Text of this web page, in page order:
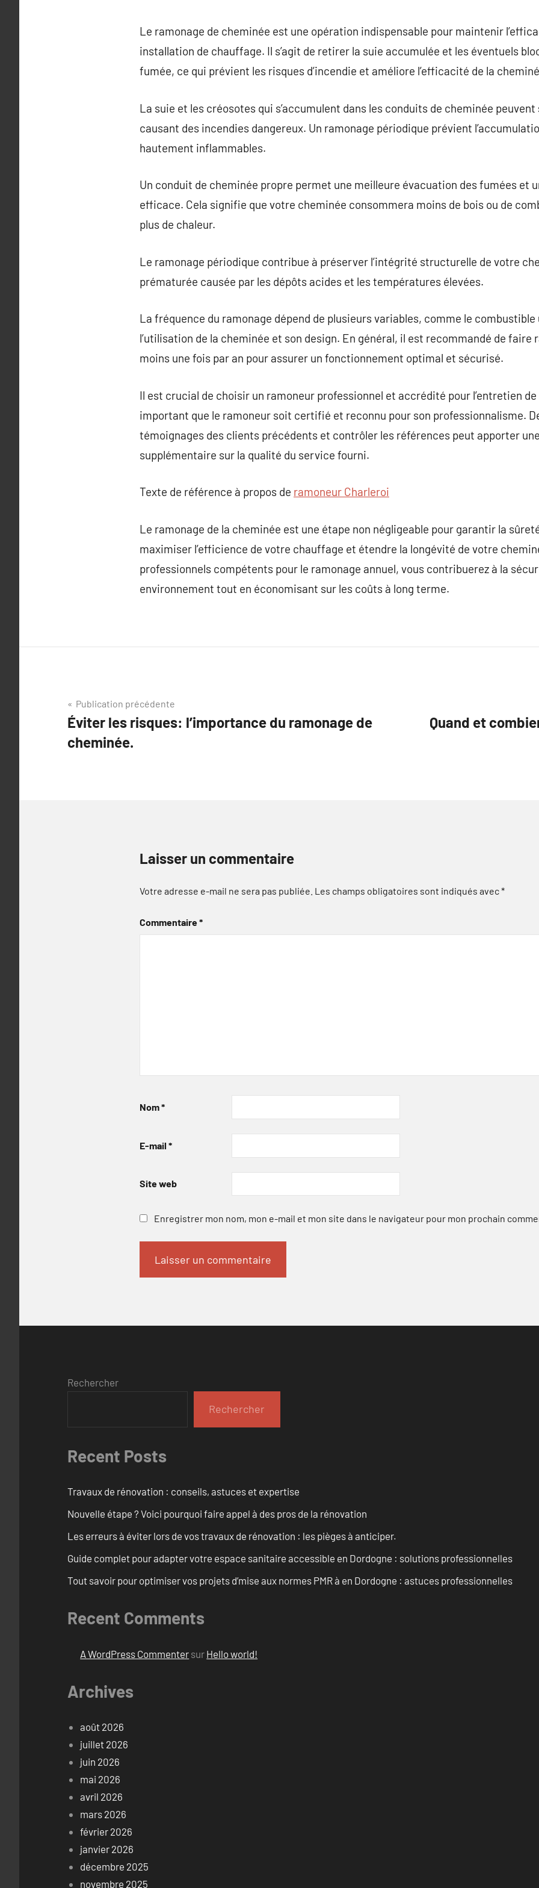
Le ramonage de cheminée est une opération indispensable pour maintenir
installation de chauffage. Il s’agit de retirer la suie accumulée et les éventuels
fumée, ce qui prévient les risques d’incendie et améliore l’efficacité de la
La suie et les créosotes qui s’accumulent dans les conduits de cheminée
causant des incendies dangereux. Un ramonage périodique prévient
hautement inflammables.
Un conduit de cheminée propre permet une meilleure évacuation des fumées et
efficace. Cela signifie que votre cheminée consommera moins de bois ou de
plus de chaleur.
Le ramonage périodique contribue à préserver l’intégrité structurelle de votre
prématurée causée par les dépôts acides et les températures élevées.
La fréquence du ramonage dépend de plusieurs variables, comme le combustible
l’utilisation de la cheminée et son design. En général, il est recommandé de faire
moins une fois par an pour assurer un fonctionnement optimal et sécurisé.
Il est crucial de choisir un ramoneur professionnel et accrédité pour l’entretien
important que le ramoneur soit certifié et reconnu pour son professionnalisme.
témoignages des clients précédents et contrôler les références peut apporter
supplémentaire sur la qualité du service fourni.
Texte de référence à propos de ramoneur Charleroi
Le ramonage de la cheminée est une étape non négligeable pour garantir la
maximiser l’efficience de votre chauffage et étendre la longévité de votre
professionnels compétents pour le ramonage annuel, vous contribuerez à la
environnement tout en économisant sur les coûts à long terme.
Navigation
de
l’article
Publication précédente
Éviter les risques: l’importance du ramonage de
cheminée.
Quand et
Laisser un commentaire
Votre adresse e-mail ne sera pas publiée. Les champs obligatoires sont indiqués avec*
Commentaire*
Nom*
E-mail *
Site web
Enregistrer mon nom, mon e-mail et mon site dans le navigateur pour mon prochain
Rechercher
Rechercher
Recent Posts
Travaux de rénovation : conseils, astuces et expertise
Nouvelle étape ? Voici pourquoi faire appel à des pros de la rénovation
Les erreurs à éviter lors de vos travaux de rénovation : les pièges à anticiper.
Guide complet pour adapter votre espace sanitaire accessible en Dordogne : solutions professionnelles
Tout savoir pour optimiser vos projets d’mise aux normes PMR à en Dordogne : astuces professionnelles
Recent Comments
A WordPress Commenter sur Hello world!
Archives
août 2026
juillet 2026
juin 2026
mai 2026
avril 2026
mars 2026
février 2026
janvier 2026
décembre 2025
novembre 2025